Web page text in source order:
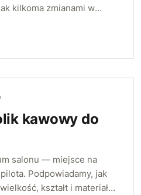
kilkoma zmianami w
kawowy do
salonu — miejsce na
Podpowiadamy, jak
kształt i materiał,